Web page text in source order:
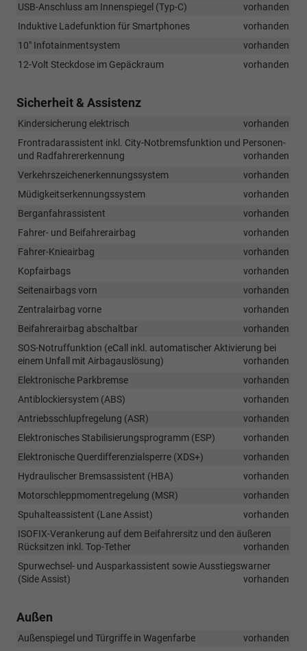
USB-Anschluss am Innenspiegel (Typ-C)
vorhanden
Induktive Ladefunktion für Smartphones
vorhanden
10" Infotainmentsystem
vorhanden
12-Volt Steckdose im Gepäckraum
vorhanden
Sicherheit & Assistenz
Kindersicherung elektrisch
vorhanden
Frontradarassistent inkl. City-Notbremsfunktion und Personen-
und Radfahrererkennung
vorhanden
Verkehrszeichenerkennungssystem
vorhanden
Müdigkeitserkennungssystem
vorhanden
Berganfahrassistent
vorhanden
Fahrer- und Beifahrerairbag
vorhanden
Fahrer-Knieairbag
vorhanden
Kopfairbags
vorhanden
Seitenairbags vorn
vorhanden
Zentralairbag vorne
vorhanden
Beifahrerairbag abschaltbar
vorhanden
SOS-Notruffunktion (eCall inkl. automatischer Aktivierung bei
einem Unfall mit Airbagauslösung)
vorhanden
Elektronische Parkbremse
vorhanden
Antiblockiersystem (ABS)
vorhanden
Antriebsschlupfregelung (ASR)
vorhanden
Elektronisches Stabilisierungsprogramm (ESP)
vorhanden
Elektronische Querdifferenzialsperre (XDS+)
vorhanden
Hydraulischer Bremsassistent (HBA)
vorhanden
Motorschleppmomentregelung (MSR)
vorhanden
Spuhalteassistent (Lane Assist)
vorhanden
ISOFIX-Verankerung auf dem Beifahrersitz und den äußeren
Rücksitzen inkl. Top-Tether
vorhanden
Spurwechsel- und Ausparkassistent sowie Ausstiegswarner
(Side Assist)
vorhanden
Außen
Außenspiegel und Türgriffe in Wagenfarbe vorhanden